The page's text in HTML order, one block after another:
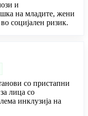
и
на младите, жени
социјален ризик.
со пристапни
лица со
инклузија на